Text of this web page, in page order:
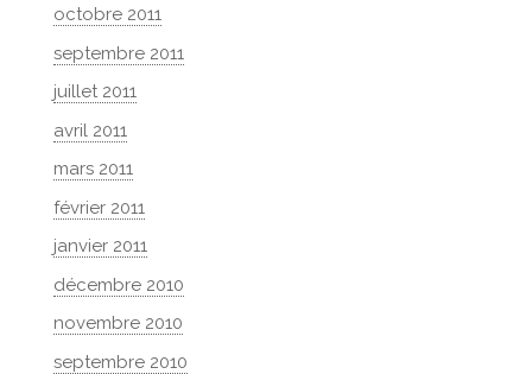
octobre 2011
septembre 2011
juillet 2011
avril 2011
mars 2011
février 2011
janvier 2011
décembre 2010
novembre 2010
septembre 2010